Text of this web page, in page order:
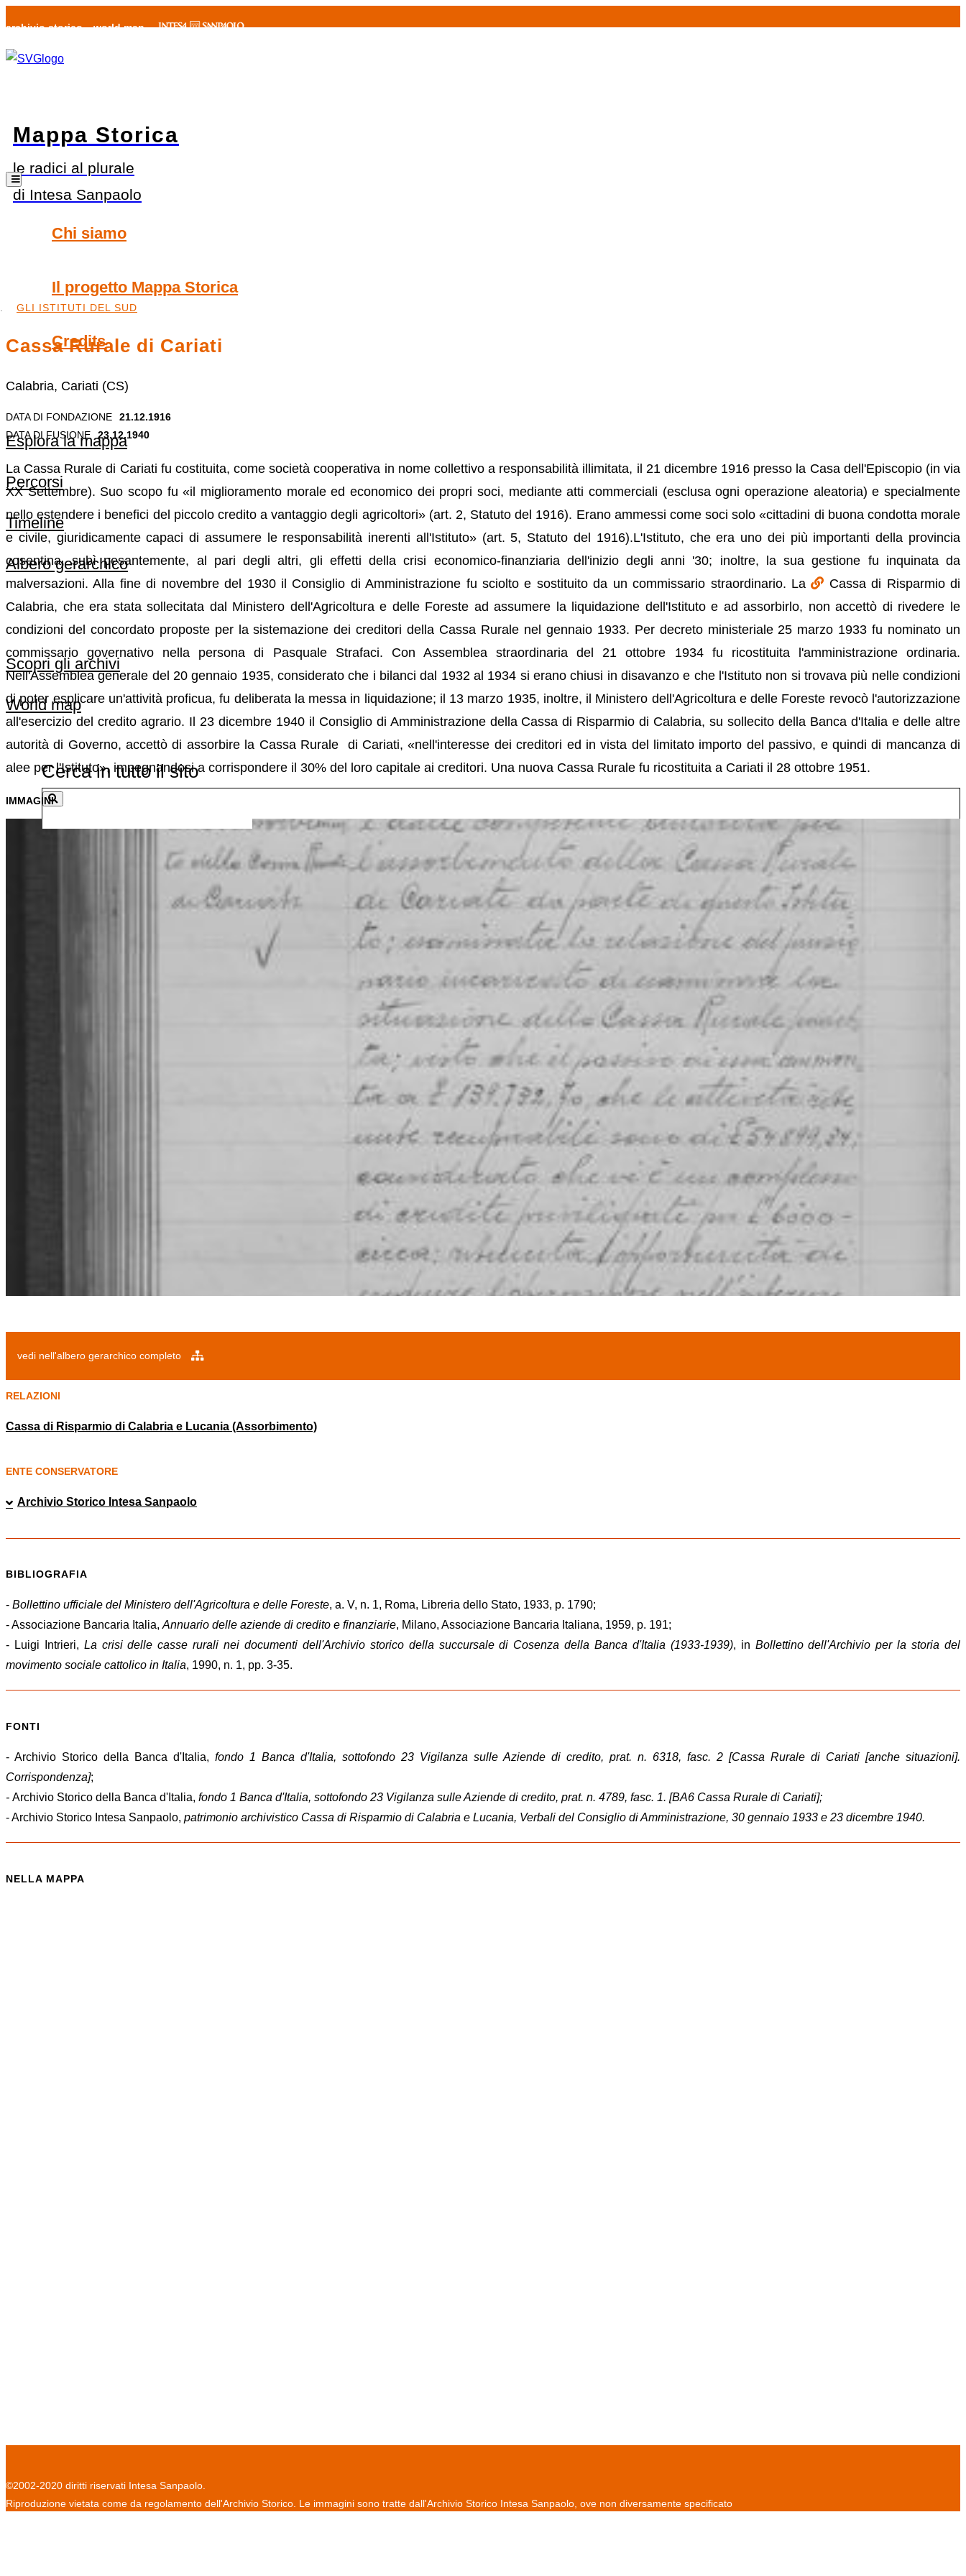
archivio storico world map
Mappa Storica
le radici al plurale
di Intesa Sanpaolo
Chi siamo
Il progetto Mappa Storica
Credits
Esplora la mappa
Percorsi
Timeline
Albero gerarchico
Scopri gli archivi
World map
Cerca in tutto il sito
GLI ISTITUTI DEL SUD
Cassa Rurale di Cariati
Calabria, Cariati (CS)
DATA DI FONDAZIONE
21.12.1916
DATA DI FUSIONE 23.12.1940
La Cassa Rurale di Cariati fu costituita, come società cooperativa in nome collettivo a responsabilità illimitata, il 21 dicembre 1916 presso la Casa dell'Episcopio (in via
XX Settembre). Suo scopo fu «il miglioramento morale ed economico dei propri soci, mediante atti commerciali (esclusa ogni operazione aleatoria) e specialmente
nello estendere i benefici del piccolo credito a vantaggio degli agricoltori» (art. 2, Statuto del 1916). Erano ammessi come soci solo «cittadini di buona condotta morale
e civile, giuridicamente capaci di assumere le responsabilità inerenti all'Istituto» (art. 5, Statuto del 1916).L'Istituto, che era uno dei più importanti della provincia
cosentina, subì pesantemente, al pari degli altri, gli effetti della crisi economico-finanziaria dell'inizio degli anni '30; inoltre, la sua gestione fu inquinata da
malversazioni. Alla fine di novembre del 1930 il Consiglio di Amministrazione fu sciolto e sostituito da un commissario straordinario. La
Cassa di Risparmio di
Calabria, che era stata sollecitata dal Ministero dell'Agricoltura e delle Foreste ad assumere la liquidazione dell'Istituto e ad assorbirlo, non accettò di rivedere le
condizioni del concordato proposte per la sistemazione dei creditori della Cassa Rurale nel gennaio 1933. Per decreto ministeriale 25 marzo 1933 fu nominato un
commissario governativo nella persona di Pasquale Strafaci. Con Assemblea straordinaria del 21 ottobre 1934 fu ricostituita l'amministrazione ordinaria.
Nell'Assemblea generale del 20 gennaio 1935, considerato che i bilanci dal 1932 al 1934 si erano chiusi in disavanzo e che l'Istituto non si trovava più nelle condizioni
di poter esplicare un'attività proficua, fu deliberata la messa in liquidazione; il 13 marzo 1935, inoltre, il Ministero dell'Agricoltura e delle Foreste revocò l'autorizzazione
all'esercizio del credito agrario. Il 23 dicembre 1940 il Consiglio di Amministrazione della Cassa di Risparmio di Calabria, su sollecito della Banca d'Italia e delle altre
autorità di Governo, accettò di assorbire la Cassa Rurale di Cariati, «nell'interesse dei creditori ed in vista del limitato importo del passivo, e quindi di mancanza di
alee per l'Istituto», impegnandosi a corrispondere il 30% del loro capitale ai creditori. Una nuova Cassa Rurale fu ricostituita a Cariati il 28 ottobre 1951.
IMMAGINI
vedi nell'albero gerarchico completo
RELAZIONI
Cassa di Risparmio di Calabria e Lucania (Assorbimento)
ENTE CONSERVATORE
Archivio Storico Intesa Sanpaolo
BIBLIOGRAFIA
- Bollettino ufficiale del Ministero dell'Agricoltura e delle Foreste, a. V, n. 1, Roma, Libreria dello Stato, 1933, p. 1790;
- Associazione Bancaria Italia,Annuario delle aziende di credito e finanziarie, Milano, Associazione Bancaria Italiana, 1959, p. 191;
- Luigi Intrieri, La crisi delle casse rurali nei documenti dell'Archivio storico della succursale di Cosenza della Banca d'Italia (1933-1939), in Bollettino dell'Archivio per la storia del
movimento sociale cattolico in Italia, 1990, n. 1, pp. 3-35.
FONTI
- Archivio Storico della Banca d'Italia, fondo 1 Banca d'Italia, sottofondo 23 Vigilanza sulle Aziende di credito, prat. n. 6318, fasc. 2 [Cassa Rurale di Cariati [anche situazioni].
Corrispondenza];
- Archivio Storico della Banca d'Italia, fondo 1 Banca d'Italia, sottofondo 23 Vigilanza sulle Aziende di credito, prat. n. 4789, fasc. 1. [BA6 Cassa Rurale di Cariati];
- Archivio Storico Intesa Sanpaolo, patrimonio archivistico Cassa di Risparmio di Calabria e Lucania, Verbali del Consiglio di Amministrazione, 30 gennaio 1933 e 23 dicembre 1940.
NELLA MAPPA
©2002-2020 diritti riservati Intesa Sanpaolo.
Riproduzione vietata come da regolamento dell'Archivio Storico. Le immagini sono tratte dall'Archivio Storico Intesa Sanpaolo, ove non diversamente specificato